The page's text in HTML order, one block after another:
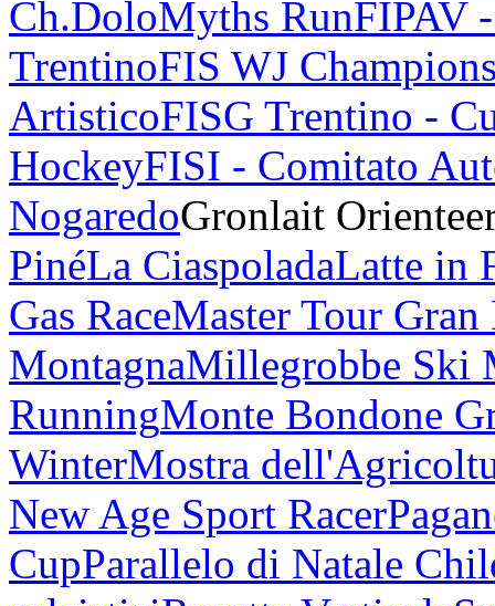
Ch.DoloMyths RunFIPAV
TrentinoFIS WJ
ArtisticoFISG Trentino -
HockeyFISI - Comitato
NogaredoGronlait
PinéLa CiaspoladaLatte in
Gas RaceMaster Tour Gran
MontagnaMillegrobbe Ski
RunningMonte Bondone
WinterMostra
New Age Sport Racer
CupParallelo di Natale